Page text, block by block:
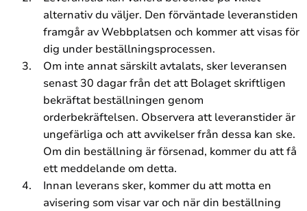
alternativ du väljer. Den förväntade leveranstiden
framgår av Webbplatsen och kommer att visas för
dig under beställningsprocessen.
Om inte annat särskilt avtalats, sker leveransen
senast 30 dagar från det att Bolaget skriftligen
bekräftat beställningen genom
orderbekräftelsen. Observera att leveranstider är
ungefärliga och att avvikelser från dessa kan ske.
Om din beställning är försenad, kommer du att få
ett meddelande om detta.
Innan leverans sker, kommer du att motta en
avisering som visar var och när din beställning